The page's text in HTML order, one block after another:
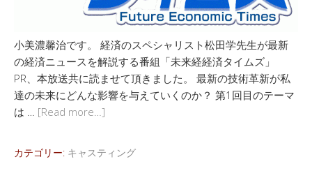
小美濃馨治です。 経済のスペシャリスト松田学先生が最新
の経済ニュースを解説する番組「未来経経済タイムズ」
PR、本放送共に読ませて頂きました。 最新の技術革新が私
達の未来にどんな影響を与えていくのか？ 第1回目のテーマ
は … [Read more…]
カテゴリー: キャスティング